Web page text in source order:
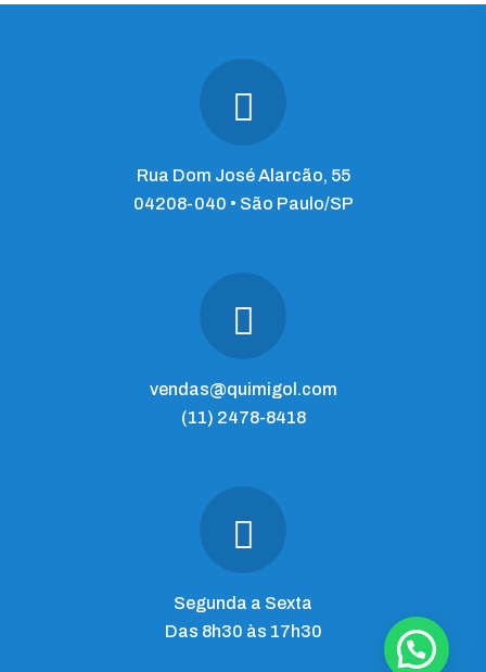
Rua Dom José Alarcão, 55
04208-040 • São Paulo/SP
vendas@quimigol.com
(11) 2478-8418
Segunda a Sexta
Das 8h30 às 17h30